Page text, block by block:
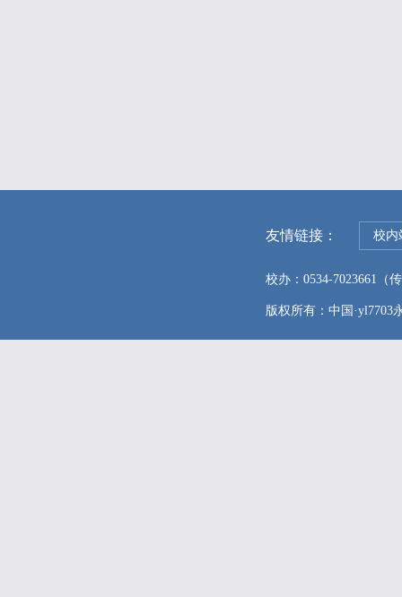
友情链接： 校内
校办：0534-7023661（
版权所有：中国·yl7703